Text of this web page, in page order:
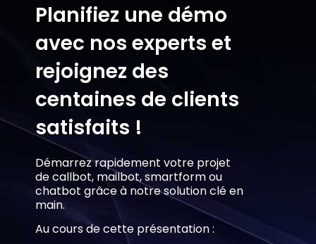
Planifiez une démo
avec nos experts et
rejoignez des
centaines de clients
satisfaits !
Démarrez rapidement votre projet
de callbot, mailbot, smartform ou
chatbot grâce à notre solution clé en
main.
Au cours de cette présentation :